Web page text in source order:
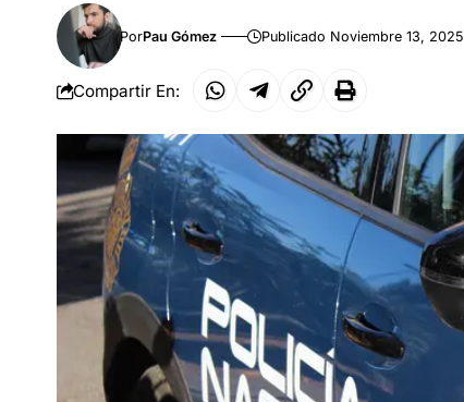
PorPau Gómez Publicado Noviembre 13, 2025
Compartir En: